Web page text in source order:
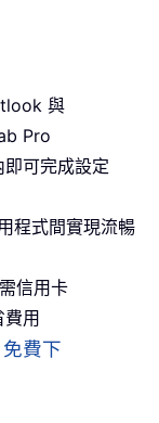
與
Pro
可完成設定
程式間實現流暢
信用卡
用
免費下